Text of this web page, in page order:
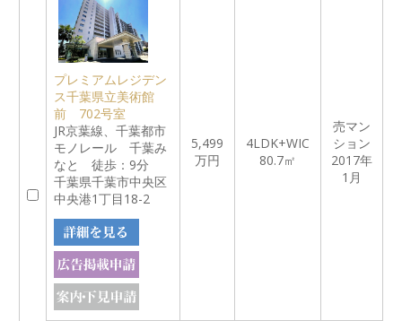
プレミアムレジデン
ス千葉県立美術館
前 702号室
JR京葉線、千葉都市
モノレール 千葉み
なと 徒歩：9分
千葉県千葉市中央区
中央港1丁目18-2
5,499
万円
4LDK+WIC
80.7㎡
売マン
ション
2017年
1月